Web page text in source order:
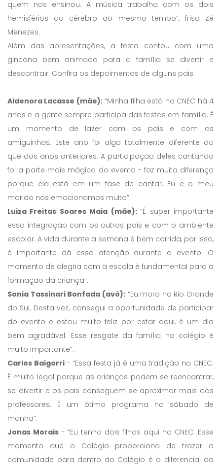
quem nos ensinou. A música trabalha com os dois
hemisférios do cérebro ao mesmo tempo”, frisa Zé
Menezes.
Além das apresentações, a festa contou com uma
gincana bem animada para a família se divertir e
descontrair. Confira os depoimentos de alguns pais:
Aldenora Lacasse (mãe):“Minha filha está na CNEC há 4
anos e a gente sempre participa das festas em família. É
um momento de lazer com os pais e com as
amiguinhas. Este ano foi algo totalmente diferente do
que dos anos anteriores. A participação deles cantando
foi a parte mais mágica do evento - faz muita diferença
porque ela está em um fase de cantar. Eu e o meu
marido nos emocionamos muito”.
Luiza Freitas Soares Maia (mãe):“É super importante
essa integração com os outros pais e com o ambiente
escolar. A vida durante a semana é bem corrida, por isso,
é importante dá essa atenção durante o evento. O
momento de alegria com a escola é fundamental para a
formação da criança”.
Sonia Tassinari Bonfada (avó):“Eu moro no Rio Grande
do Sul. Desta vez, consegui a oportunidade de participar
do evento e estou muito feliz por estar aqui, é um dia
bem agradável. Esse resgate da família no colégio é
muito importante”.
Carlos Baigorri- “Essa festa já é uma tradição na CNEC.
É muito legal porque as crianças podem se reencontrar,
se divertir e os pais conseguem se aproximar mais dos
professores. É um ótimo programa no sábado de
manhã”.
Jonas Morais - “Eu tenho dois filhos aqui na CNEC. Esse
momento que o Colégio proporciona de trazer a
comunidade para dentro do Colégio é o diferencial da